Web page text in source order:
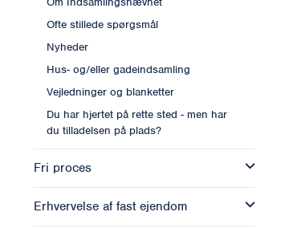
Ofte stillede spørgsmål
Nyheder
Hus- og/eller gadeindsamling
Vejledninger og blanketter
Du har hjertet på rette sted - men har
du tilladelsen på plads?
Fri proces
Erhvervelse af fast ejendom